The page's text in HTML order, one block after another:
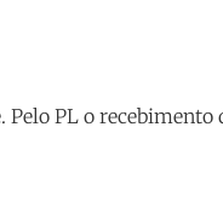
PL o recebimento